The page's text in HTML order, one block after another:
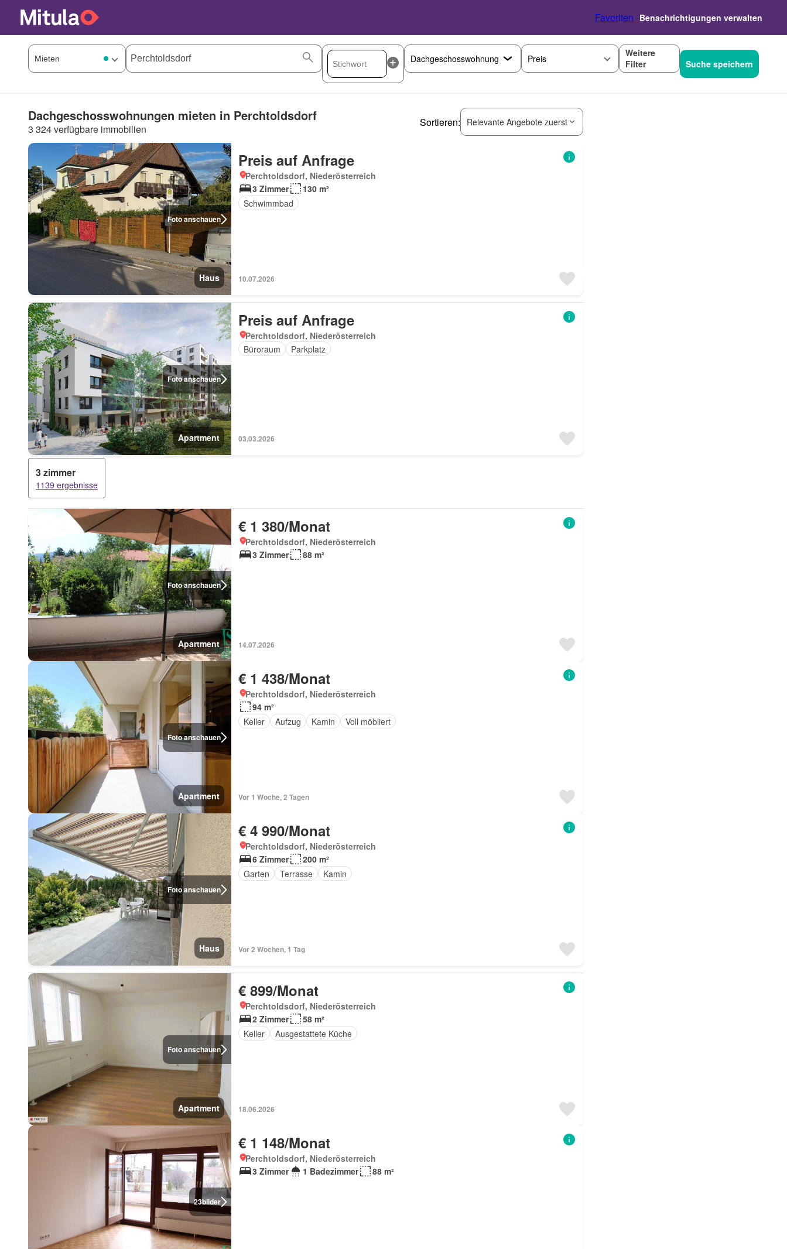
Favoriten Benachrichtigungen verwalten
Preis
Weitere
Filter
Suche speichern
Dachgeschosswohnungen mieten in Perchtoldsdorf
3 324 verfügbare immobilien
Sortieren: Relevante Angebote zuerst
Foto anschauen
Haus
Preis auf Anfrage
Perchtoldsdorf, Niederösterreich
3 Zimmer
130 m²
Schwimmbad
10.07.2026
Foto anschauen
Apartment
Preis auf Anfrage
Perchtoldsdorf, Niederösterreich
Büroraum
Parkplatz
03.03.2026
3 zimmer
1139 ergebnisse
Foto anschauen
Apartment
€ 1 380/Monat
Perchtoldsdorf, Niederösterreich
3 Zimmer
88 m²
14.07.2026
Foto anschauen
Apartment
€ 1 438/Monat
Perchtoldsdorf, Niederösterreich
94 m²
Keller
Aufzug Kamin Voll möbliert
Vor 1 Woche, 2 Tagen
Foto anschauen
Haus
€ 4 990/Monat
Perchtoldsdorf, Niederösterreich
6 Zimmer
200 m²
Garten
Terrasse Kamin
Vor 2 Wochen, 1 Tag
Foto anschauen
Apartment
€ 899/Monat
Perchtoldsdorf, Niederösterreich
2 Zimmer
58 m²
Keller
Ausgestattete Küche
18.06.2026
23bilder
€ 1 148/Monat
Perchtoldsdorf, Niederösterreich
3 Zimmer
1 Badezimmer 88 m²